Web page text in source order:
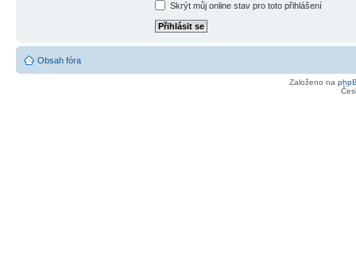
Skrýt můj online stav pro toto přihlášení
Obsah fóra
Založeno na